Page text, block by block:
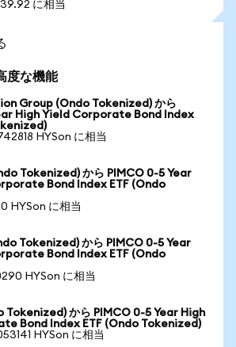
に相当
度な機能
Group (Ondo Tokenized) から
High Yield Corporate Bond Index
HYSon に相当
Tokenized) から PIMCO 0-5 Year
Bond Index ETF (Ondo
HYSon に相当
Tokenized) から PIMCO 0-5 Year
Bond Index ETF (Ondo
HYSon に相当
Tokenized) から PIMCO 0-5 Year High
Bond Index ETF (Ondo Tokenized)
HYSon に相当